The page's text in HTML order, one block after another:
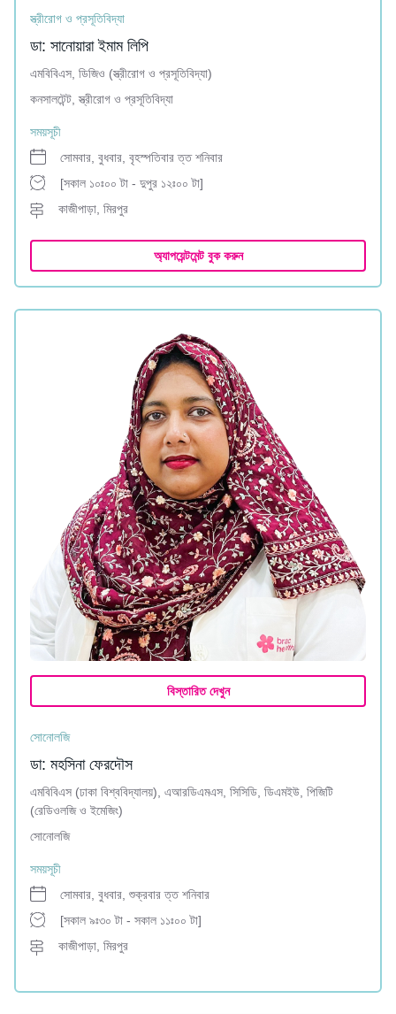
স্ত্রীরোগ ও প্রসূতিবিদ্যা
ডা: সানোয়ারা ইমাম লিপি
এমবিবিএস, ডিজিও (স্ত্রীরোগ ও প্রসূতিবিদ্যা)
কনসালটেন্ট, স্ত্রীরোগ ও প্রসূতিবিদ্যা
সময়সূচী
সোমবার, বুধবার, বৃহস্পতিবার ত্ত শনিবার
[সকাল ১০ঃ০০ টা - দুপুর ১২ঃ০০ টা]
কাজীপাড়া, মিরপুর
অ্যাপয়েন্টমেন্ট বুক করুন
বিস্তারিত দেখুন
সোনোলজি
ডা: মহসিনা ফেরদৌস
এমবিবিএস (ঢাকা বিশ্ববিদ্যালয়), এআরডিএমএস, সিসিডি, ডিএমইউ, পিজিটি
(রেডিওলজি ও ইমেজিং)
সোনোলজি
সময়সূচী
সোমবার, বুধবার, শুক্রবার ত্ত শনিবার
[সকাল ৯ঃ৩০ টা - সকাল ১১ঃ০০ টা]
কাজীপাড়া, মিরপুর